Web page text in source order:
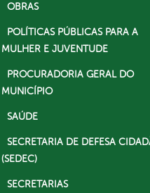
OBRAS
POLÍTICAS PÚBLICAS PARA A
MULHER E JUVENTUDE
PROCURADORIA GERAL DO
MUNICÍPIO
SAÚDE
SECRETARIA DE DEFESA
(SEDEC)
SECRETARIAS